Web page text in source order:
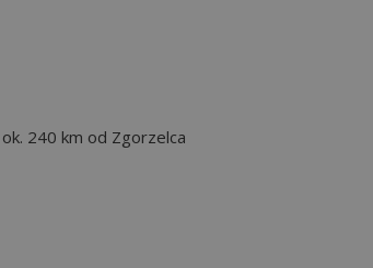
ok. 240 km od Zgorzelca